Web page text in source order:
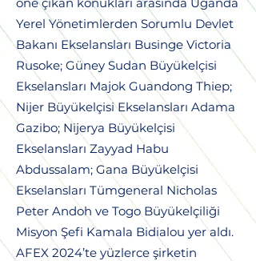
Yerel Yönetimlerden Sorumlu Devlet
Bakanı Ekselansları Businge Victoria
Rusoke; Güney Sudan Büyükelçisi
Ekselansları Majok Guandong Thiep;
Nijer Büyükelçisi Ekselansları Adama
Gazibo; Nijerya Büyükelçisi
Ekselansları Zayyad Habu
Abdussalam; Gana Büyükelçisi
Ekselansları Tümgeneral Nicholas
Peter Andoh ve Togo Büyükelçiliği
Misyon Şefi Kamala Bidialou yer aldı.
AFEX 2024’te yüzlerce şirketin